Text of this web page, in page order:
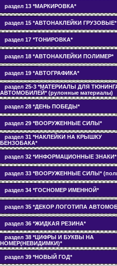
раздел 13 *МАРКИРОВКА*
раздел 15 *АВТОНАКЛЕЙКИ ГРУЗОВЫЕ*
раздел 17 *ТОНИРОВКА*
раздел 18 *АВТОНАКЛЕЙКИ ПОЛИМЕР*
раздел 19 *АВТОГРАФИКА*
раздел 25-3 *МАТЕРИАЛЫ ДЛЯ
АВТОМОБИЛЕЙ* (рулонные материалы)
раздел 28 *ДЕНЬ ПОБЕДЫ*
раздел 29 *ВООРУЖЕННЫЕ СИЛЫ*
раздел 31 *НАКЛЕЙКИ НА КРЫШКУ
БЕНЗОБАКА*
раздел 32 *ИНФОРМАЦИОННЫЕ ЗНАКИ*
раздел 33 *ВООРУЖЕННЫЕ СИЛЫ*
раздел 34 *ГОСНОМЕР ИМЕННОЙ*
раздел 35 *ДЕКОР ЛОГОТИПА
раздел 36 *ЖИДКАЯ РЕЗИНА*
раздел 38 *ЦИФРЫ И БУКВЫ НА
НОМЕР(НЕВИДИМКИ)*
раздел 39 *НОВЫЙ ГОД*